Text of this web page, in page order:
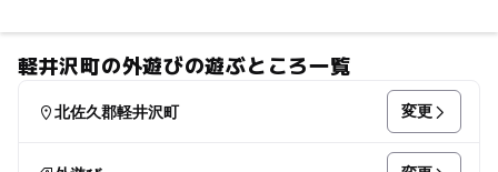
軽井沢町の外遊びの遊ぶところ一覧
北佐久郡軽井沢町 変更